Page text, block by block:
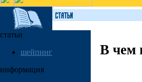
статьи
шейпинг
информация
В чем